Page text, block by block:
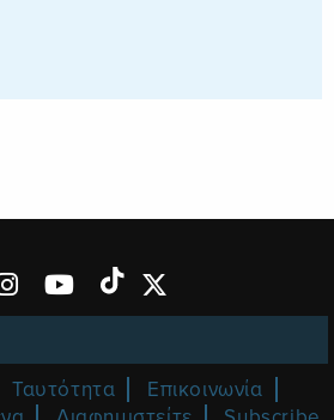
Ταυτότητα
Επικοινωνία